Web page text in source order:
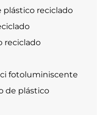
plástico reciclado
reciclado
fotoluminiscente
de plástico